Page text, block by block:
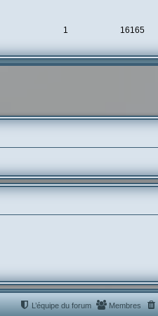
1 16165
Membres
L’équipe du forum